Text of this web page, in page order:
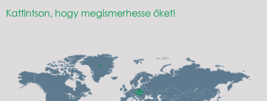
Kattintson, hogy megismerhesse őket!